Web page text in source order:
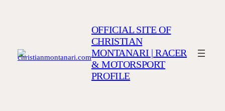
OFFICIAL SITE OF
CHRISTIAN
MONTANARI | RACER
& MOTORSPORT
PROFILE